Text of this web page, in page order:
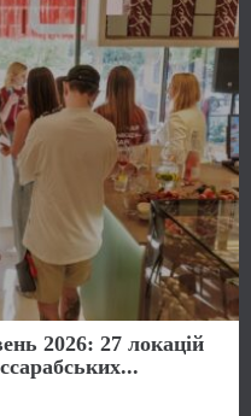
2026: 27 локацій